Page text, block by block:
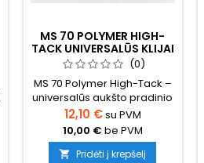
MS 70 POLYMER HIGH-
TACK UNIVERSALŪS KLIJAI
290 ML (0)
MS 70 Polymer High-Tack –
universalūs aukšto pradinio
sukibimo montavimo klijai,
pasižymintys išskirtiniu
sukibimu su beveik visais
statybiniais paviršiais.
12,10 €su PVM
10,00 € be PVM
 Pridėti į krepšelį